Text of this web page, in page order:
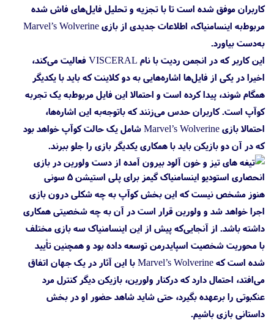
کاربران موفق شده است تا با تجزیه و تحلیل فایل‌های فاش شده
مربوط‌به اینسامنیاک، اطلاعات جدیدی از بازی Marvel’s Wolverine
به‌دست بیاورد.
این کاربر که در انجمن ردیت با نام VISCERAL فعالیت می‌کند،
اخیرا در یکی از فایل‌ها اشاره‌هایی به دو کلاینت که باید با یکدیگر
همگام شوند، پیدا کرده است و احتمالا این فایل مربوط‌به یک تجربه
کوآپ است. کاربران حدس می‌زنند که باتوجه‌به این اشاره‌ها،
احتمالا بازی Marvel’s Wolverine شامل یک حالت کوآپ خواهد بود
که در آن دو بازیکن باید با همکاری یکدیگر بازی را جلو ببرند.
هنوز مشخص نیست که این بخش کوآپ به چه شکلی درون بازی
اجرا خواهد شد و ولورین قرار است در آن به چه شخصیتی همکاری
داشته باشد. از آنجایی‌که پیش از این اینسامنیاک سه بازی مختلف
با محوریت شخصیت اسپایدرمن توسعه داده بود و همچنین تأیید
شده است که Marvel’s Wolverine با این آثار در یک جهان اتفاق
می‌افتد، احتمال دارد که درکنار ولورین، بازیکن دیگر کنترل مرد
عنکبوتی را برعهده بگیرد، حتی شاید شاهد حضور او در بخش
داستانی بازی باشیم.